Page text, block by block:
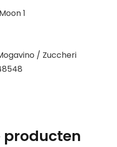
1
/ Zuccheri
producten